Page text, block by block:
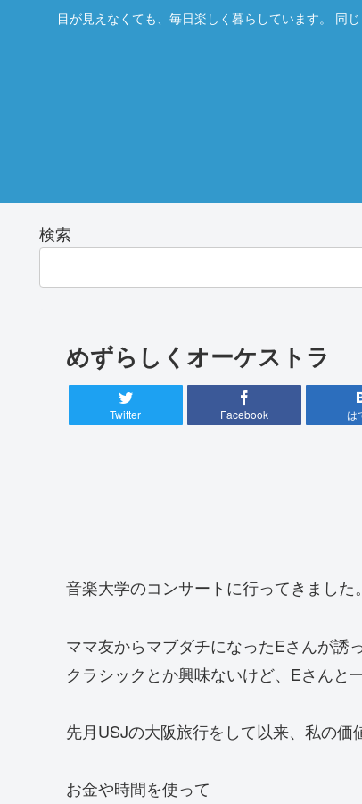
目が見えなくても、毎日楽しく暮らしています。 同
検索
めずらしくオーケストラ
Twitter Facebook は
音楽大学のコンサートに行ってきました。
ママ友からマブダチになったEさんが誘
クラシックとか興味ないけど、Eさんと
先月USJの大阪旅行をして以来、私の価
お金や時間を使って